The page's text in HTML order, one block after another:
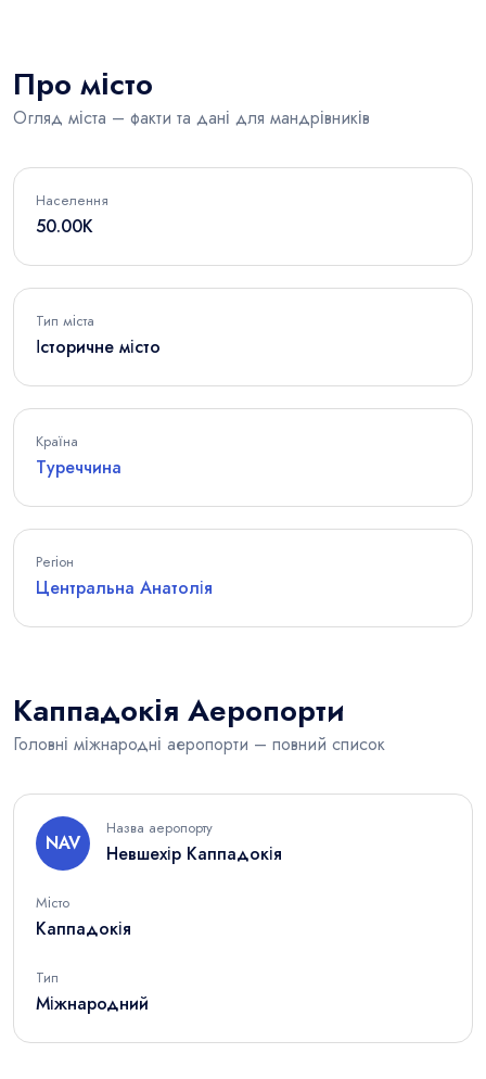
Про місто
Огляд міста – факти та дані для мандрівників
Населення
50.00K
Тип міста
Історичне місто
Країна
Туреччина
Регіон
Центральна Анатолія
Каппадокія Аеропорти
Головні міжнародні аеропорти – повний список
NAV
Назва аеропорту
Невшехір Каппадокія
Місто
Каппадокія
Тип
Міжнародний